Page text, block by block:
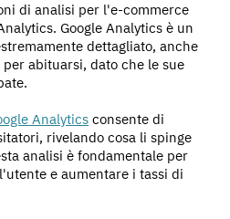
di analisi per l'e-commerce
Google Analytics è un
dettagliato, anche
abituarsi, dato che le sue
Analytics consente di
rivelando cosa li spinge
analisi è fondamentale per
e aumentare i tassi di